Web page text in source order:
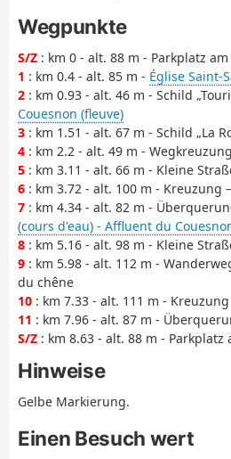
Wegpunkte
S/Z : km 0 - alt. 88 m - Parkplatz
1 : km 0.4 - alt. 85 m - Église Saint-
2 : km 0.93 - alt. 46 m - Schild
Couesnon (fleuve)
3 : km 1.51 - alt. 67 m - Schild „La
4 : km 2.2 - alt. 49 m - Wegkreuzung
5 : km 3.11 - alt. 66 m - Kleine
6 : km 3.72 - alt. 100 m - Kreuzung
7 : km 4.34 - alt. 82 m -
(cours d'eau) - Affluent du
8 : km 5.16 - alt. 98 m - Kleine
9 : km 5.98 - alt. 112 m -
du chêne
10 : km 7.33 - alt. 111 m -
11 : km 7.96 - alt. 87 m -
S/Z : km 8.63 - alt. 88 m - Parkplatz
Hinweise
Gelbe Markierung.
Einen Besuch wert